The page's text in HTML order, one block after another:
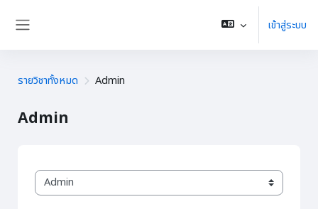
เข้าสู่ระบบ
รายวิชาทั้งหมด Admin
Admin
ประเภทของรายวิชา